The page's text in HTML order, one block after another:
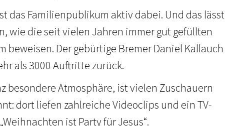
das Familienpublikum aktiv dabei. Und das lässt
wie die seit vielen Jahren immer gut gefüllten
beweisen. Der gebürtige Bremer Daniel Kallauch
als 3000 Auftritte zurück.
besondere Atmosphäre, ist vielen Zuschauern
dort liefen zahlreiche Videoclips und ein TV-
ist Party für Jesus“.